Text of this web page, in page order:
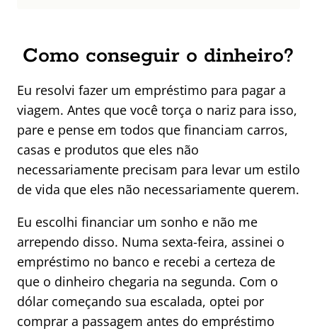
Como conseguir o dinheiro?
Eu resolvi fazer um empréstimo para pagar a
viagem. Antes que você torça o nariz para isso,
pare e pense em todos que financiam carros,
casas e produtos que eles não
necessariamente precisam para levar um estilo
de vida que eles não necessariamente querem.
Eu escolhi financiar um sonho e não me
arrependo disso. Numa sexta-feira, assinei o
empréstimo no banco e recebi a certeza de
que o dinheiro chegaria na segunda. Com o
dólar começando sua escalada, optei por
comprar a passagem antes do empréstimo